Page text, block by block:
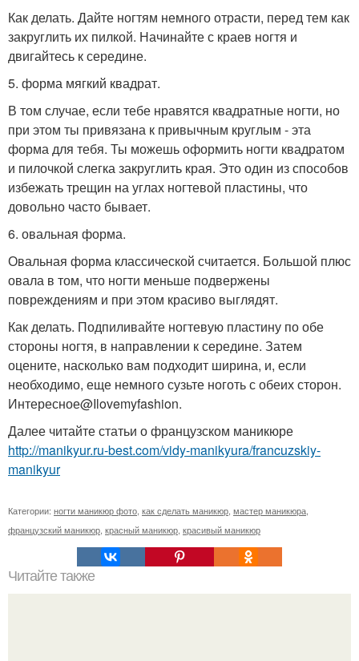
Как делать. Дайте ногтям немного отрасти, перед тем как
закруглить их пилкой. Начинайте с краев ногтя и
двигайтесь к середине.
5. форма мягкий квадрат.
В том случае, если тебе нравятся квадратные ногти, но
при этом ты привязана к привычным круглым - эта
форма для тебя. Ты можешь оформить ногти квадратом
и пилочкой слегка закруглить края. Это один из способов
избежать трещин на углах ногтевой пластины, что
довольно часто бывает.
6. овальная форма.
Овальная форма классической считается. Большой плюс
овала в том, что ногти меньше подвержены
повреждениям и при этом красиво выглядят.
Как делать. Подпиливайте ногтевую пластину по обе
стороны ногтя, в направлении к середине. Затем
оцените, насколько вам подходит ширина, и, если
необходимо, еще немного сузьте ноготь с обеих сторон.
Интересное@Ilovemyfashion.
Далее читайте статьи о французском маникюре
http://manikyur.ru-best.com/vidy-manikyura/francuzskiy-
manikyur
Категории: ногти маникюр фото как сделать маникюр мастер маникюра
французский маникюр красный маникюр красивый маникюр
Читайте также